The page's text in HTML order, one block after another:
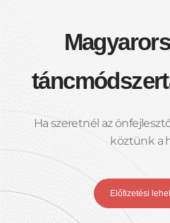
Ha szeretnél az
köztünk a
Előfizetési